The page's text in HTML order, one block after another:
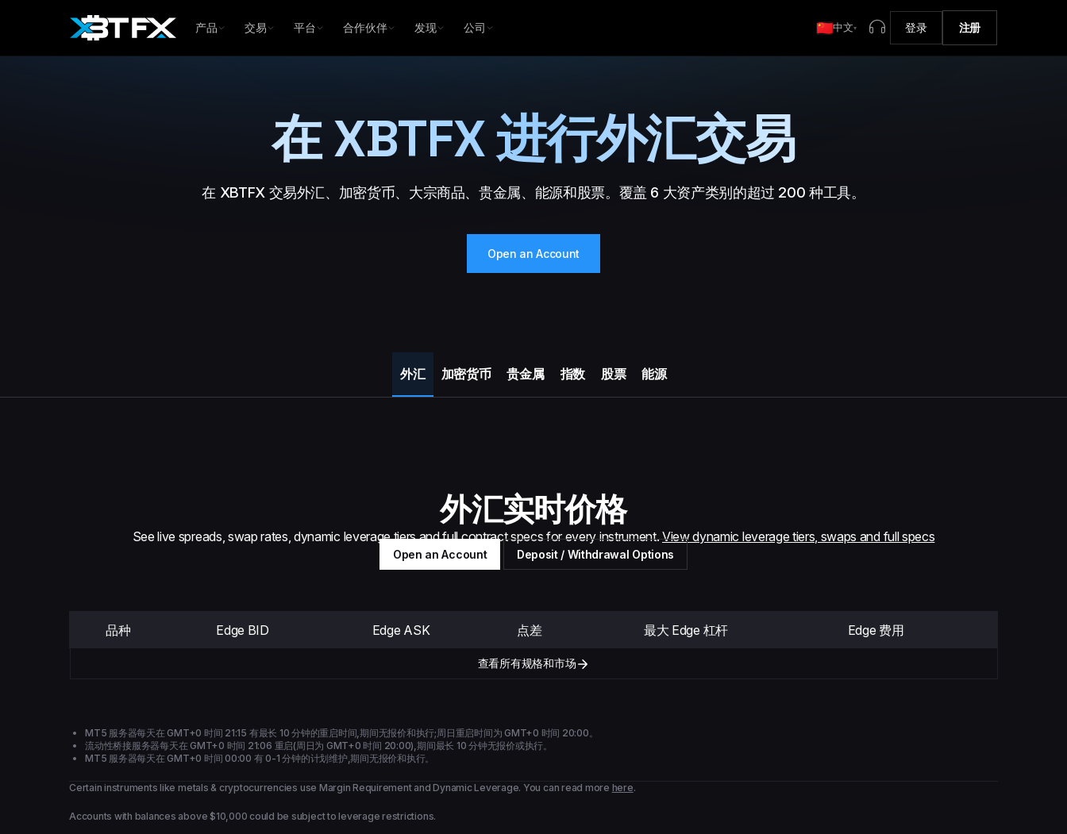
产品 交易 平台 合作伙伴 发现 公司 中文▾ 登录 注册
在 XBTFX 进行外汇交易
在 XBTFX 交易外汇、加密货币、大宗商品、贵金属、能源和股票。覆盖 6 大资产类别的超过 200 种工具。
Open an Account
外汇 加密货币 贵金属 指数 股票 能源
外汇实时价格
See live spreads, swap rates, dynamic leverage tiers and full contract specs for every instrument.View dynamic leverage tiers, swaps and full specs
Open an Account Deposit / Withdrawal Options
品种 Edge BID Edge ASK 点差 最大 Edge 杠杆 Edge 费用
查看所有规格和市场
MT5 服务器每天在 GMT+0 时间 21:15 有最长 10 分钟的重启时间,期间无报价和执行;周日重启时间为 GMT+0 时间 20:00。
流动性桥接服务器每天在 GMT+0 时间 21:06 重启(周日为 GMT+0 时间 20:00),期间最长 10 分钟无报价或执行。
MT5 服务器每天在 GMT+0 时间 00:00 有 0-1 分钟的计划维护,期间无报价和执行。
Certain instruments like metals & cryptocurrencies use Margin Requirement and Dynamic Leverage. You can read more here.
Accounts with balances above $10,000 could be subject to leverage restrictions.